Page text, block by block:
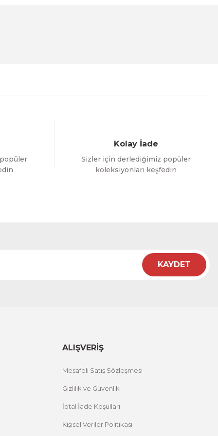
Kolay İade
Sizler için derlediğimiz popüler
koleksiyonları keşfedin
KAYDET
ALIŞVERİŞ
Mesafeli Satış Sözleşmesi
Gizlilik ve Güvenlik
İptal İade Koşullari
Kişisel Veriler Politikası